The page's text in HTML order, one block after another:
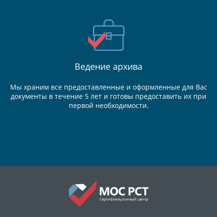
Ведение архива
Мы храним все предоставленные и оформленные для Вас
документы в течение 5 лет и готовы предоставить их при
первой необходимости.